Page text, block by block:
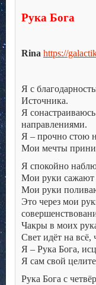
Рука Бога
Rina https://
Я с
Источника.
Я
направлениями.
Я – прочно стою
Мои мечты
Я спокойно
Мои руки
Мои руки
Это через мои
Чакры в моих
Свет идёт на
Я – Рука Бога,
Я сам свой
Рука Бога с